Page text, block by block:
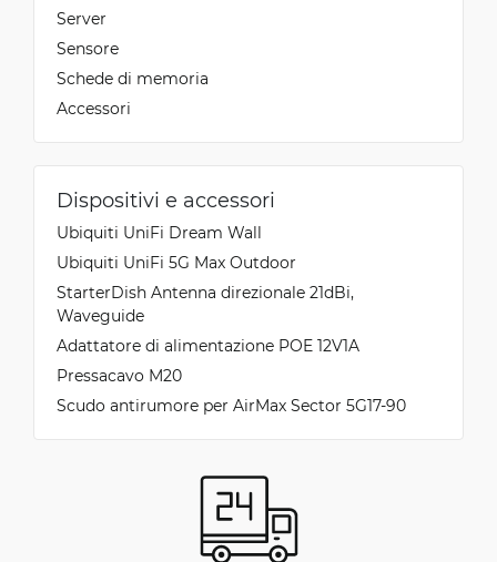
Server
Sensore
Schede di memoria
Accessori
Dispositivi e accessori
Ubiquiti UniFi Dream Wall
Ubiquiti UniFi 5G Max Outdoor
StarterDish Antenna direzionale 21dBi,
Waveguide
Adattatore di alimentazione POE 12V1A
Pressacavo M20
Scudo antirumore per AirMax Sector 5G17-90